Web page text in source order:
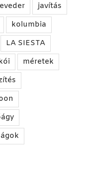
javítás
kolumbia
LA SIESTA
méretek